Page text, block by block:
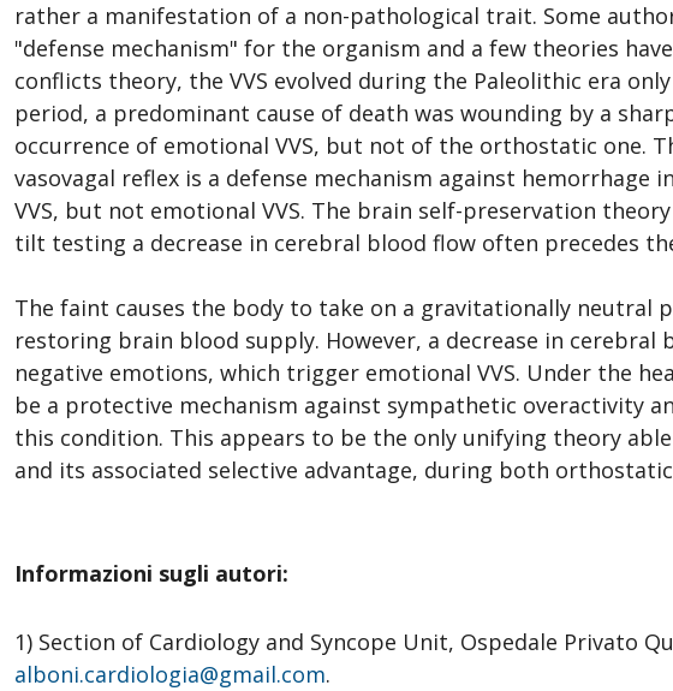
rather a manifestation of a non-pathological trait. Some
"defense mechanism" for the organism and a few theories
conflicts theory, the VVS evolved during the Paleolithic era
period, a predominant cause of death was wounding by a
occurrence of emotional VVS, but not of the orthostatic one.
vasovagal reflex is a defense mechanism against
VVS, but not emotional VVS. The brain self-preservation
tilt testing a decrease in cerebral blood flow often precedes
The faint causes the body to take on a gravitationally neutral
restoring brain blood supply. However, a decrease in
negative emotions, which trigger emotional VVS. Under the
be a protective mechanism against sympathetic overactivity
this condition. This appears to be the only unifying theory
and its associated selective advantage, during both
Informazioni sugli autori:
1) Section of Cardiology and Syncope Unit, Ospedale Privato
alboni.cardiologia@gmail.com.